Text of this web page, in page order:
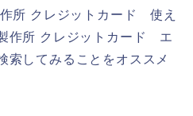
所 クレジットカード 使え
作所 クレジットカード エ
索してみることをオススメ